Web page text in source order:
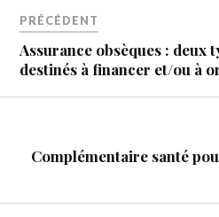
PRÉCÉDENT
Assurance obsèques : deux
destinés à financer et/ou à
Complémentaire santé